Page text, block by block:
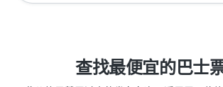
查找最便宜的巴士